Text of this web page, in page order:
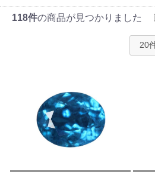
118件の商品が見つかりました